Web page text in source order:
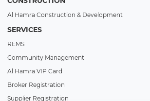
Al Hamra Construction & Development
SERVICES
REMS
Community Management
Al Hamra VIP Card
Broker Registration
Supplier Registration